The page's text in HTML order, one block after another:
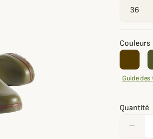
Couleurs
Guide des
Quantité
remove